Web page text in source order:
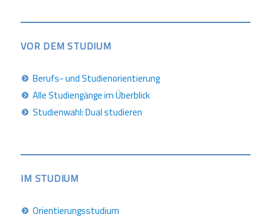
VOR DEM STUDIUM
Berufs- und Studienorientierung
Alle Studiengänge im Überblick
Studienwahl: Dual studieren
IM STUDIUM
Orientierungsstudium